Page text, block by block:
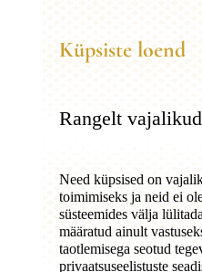
Küpsiste loend
Rangelt
Need küpsised on
toimimiseks ja neid ei
süsteemides välja
määratud ainult
taotlemisega seotud
privaatsuseelistuste